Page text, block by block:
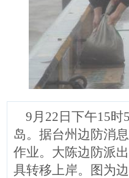
9月22日下午15时
岛。据台州边防消
作业。大陈边防派
具转移上岸。图为